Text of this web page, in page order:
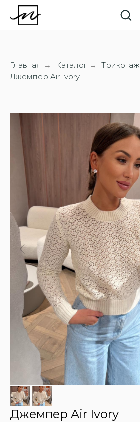
Главная → Каталог → Трикотаж
Джемпер Air Ivory
Джемпер Air Ivory